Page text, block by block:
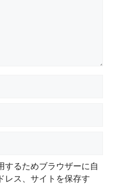
するためブラウザーに自
レス、サイトを保存す